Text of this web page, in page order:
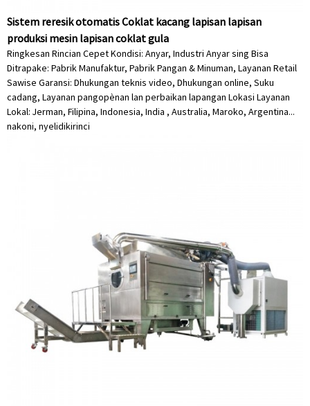
Sistem reresik otomatis Coklat kacang lapisan lapisan
produksi mesin lapisan coklat gula
Ringkesan Rincian Cepet Kondisi: Anyar, Industri Anyar sing Bisa
Ditrapake: Pabrik Manufaktur, Pabrik Pangan & Minuman, Layanan Retail
Sawise Garansi: Dhukungan teknis video, Dhukungan online, Suku
cadang, Layanan pangopènan lan perbaikan lapangan Lokasi Layanan
Lokal: Jerman, Filipina, Indonesia, India , Australia, Maroko, Argentina...
nakoni, nyelidikirinci